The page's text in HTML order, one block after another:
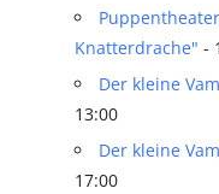
Knatterdrache" -
Der kleine
13:00
Der kleine
17:00